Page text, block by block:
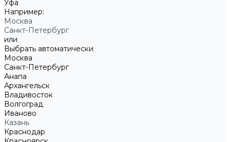
Уфа
Например:
Москва
Санкт-Петербург
или
Выбрать автоматически
Москва
Санкт-Петербург
Анапа
Архангельск
Владивосток
Волгоград
Иваново
Казань
Краснодар